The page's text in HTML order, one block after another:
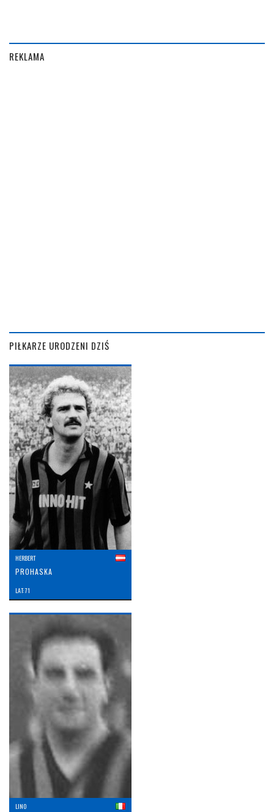
REKLAMA
PIŁKARZE URODZENI DZIŚ
HERBERT
PROHASKA
LAT: 71
LINO